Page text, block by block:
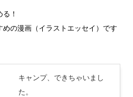
！
の漫画（イラストエッセイ）です
キャンプ、できちゃいまし
た。